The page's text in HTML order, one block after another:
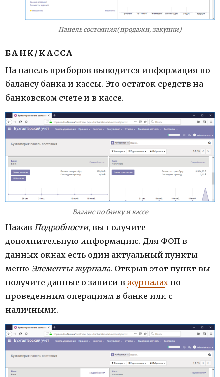
Панель состояния(продажи, закупки)
БАНК/КАССА
На панель приборов выводится информация по
балансу банка и кассы. Это остаток средств на
банковском счете и в кассе.
Баланс по банку и кассе
Нажав Подробности, вы получите
дополнительную информацию. Для ФОП в
данных окнах есть один актуальный пункты
меню Элементы журнала. Открыв этот пункт вы
получите данные о записи вжурналах по
проведенным операциям в банке или с
наличными.